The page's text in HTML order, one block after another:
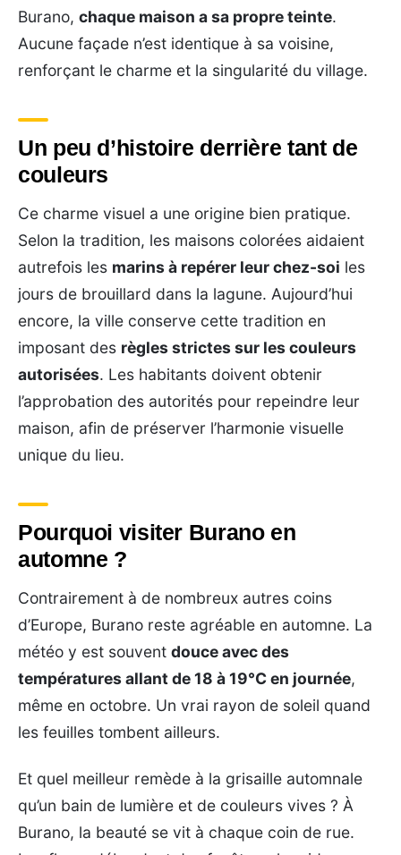
Burano, chaque maison a sa propre teinte.
Aucune façade n’est identique à sa voisine,
renforçant le charme et la singularité du village.
Un peu d’histoire derrière tant de
couleurs
Ce charme visuel a une origine bien pratique.
Selon la tradition, les maisons colorées aidaient
autrefois les marins à repérer leur chez-soi les
jours de brouillard dans la lagune. Aujourd’hui
encore, la ville conserve cette tradition en
imposant des règles strictes sur les couleurs
autorisées. Les habitants doivent obtenir
l’approbation des autorités pour repeindre leur
maison, afin de préserver l’harmonie visuelle
unique du lieu.
Pourquoi visiter Burano en
automne ?
Contrairement à de nombreux autres coins
d’Europe, Burano reste agréable en automne. La
météo y est souvent douce avec des
températures allant de 18 à 19°C en journée,
même en octobre. Un vrai rayon de soleil quand
les feuilles tombent ailleurs.
Et quel meilleur remède à la grisaille automnale
qu’un bain de lumière et de couleurs vives ? À
Burano, la beauté se vit à chaque coin de rue.